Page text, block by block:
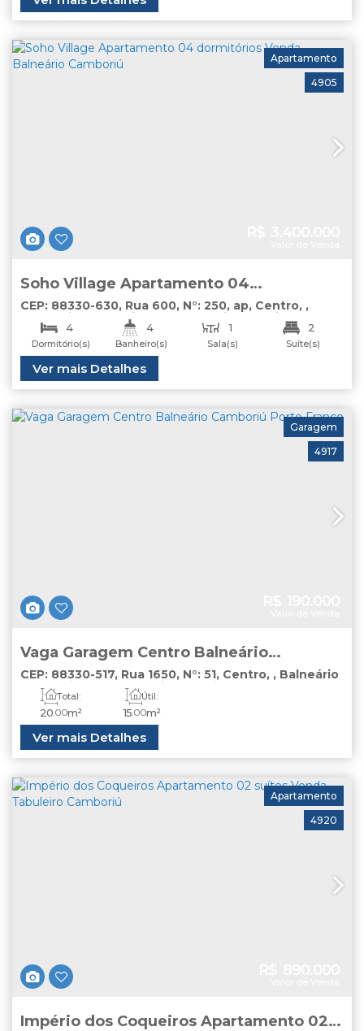
115 .00 m² 68.00
4905
Apartamento
Soho Village Apartamento 04
dormitórios Venda Balneário Camboriú
CEP: 88330-630, Rua 600, N°: 250, ap, Centro ,
Balneário Camboriú
Santa Catarina Brasil
4
Dormitório(s)
4
Banheiro(s)
1
Sala(s)
2
Suíte(s)
4
Vaga(s)
Útil:
135.00
Ver mais Detalhes
4917
Garagem
Vaga Garagem Centro Balneário
Camboriú Porto Franco
CEP: 88330-517, Rua 1650, N°: 51, Centro , Balneário
Camboriú
Santa Catarina Brasil
Total:
20.00m²
Útil:
15.00m²
Ver mais Detalhes
4920
Apartamento
Império dos Coqueiros Apartamento 02